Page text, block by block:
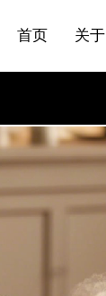
首页 关于